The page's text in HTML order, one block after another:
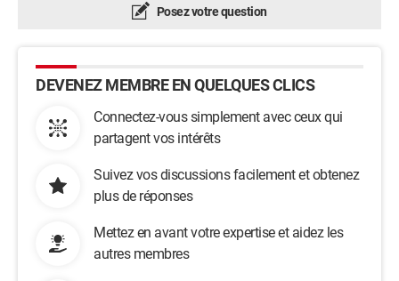
Posez votre question
DEVENEZ MEMBRE EN QUELQUES CLICS
Connectez-vous simplement avec ceux qui
partagent vos intérêts
Suivez vos discussions facilement et obtenez
plus de réponses
Mettez en avant votre expertise et aidez les
autres membres